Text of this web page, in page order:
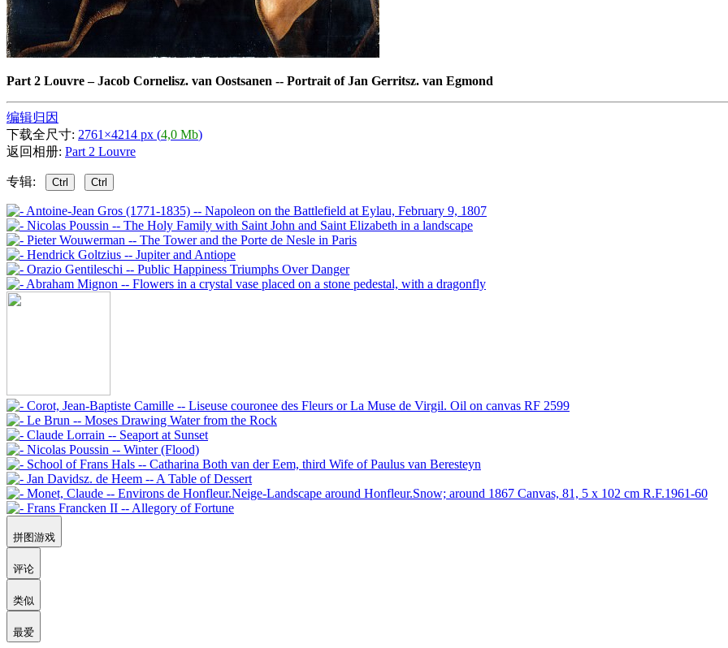
Part 2 Louvre–Jacob Cornelisz. van Oostsanen -- Portrait of Jan Gerritsz. van Egmond
编辑归因
下载全尺寸: 2761×4214 px (4,0 Mb)
返回相册: Part 2 Louvre
专辑: Ctrl Ctrl
拼图游戏
评论
类似
最爱